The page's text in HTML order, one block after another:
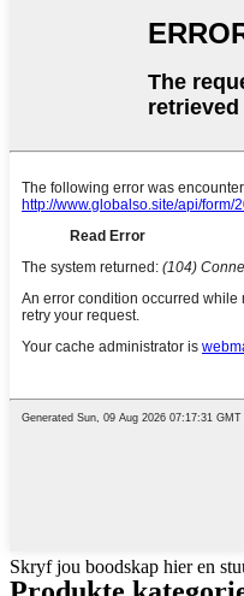
Skryf jou boodskap hier en